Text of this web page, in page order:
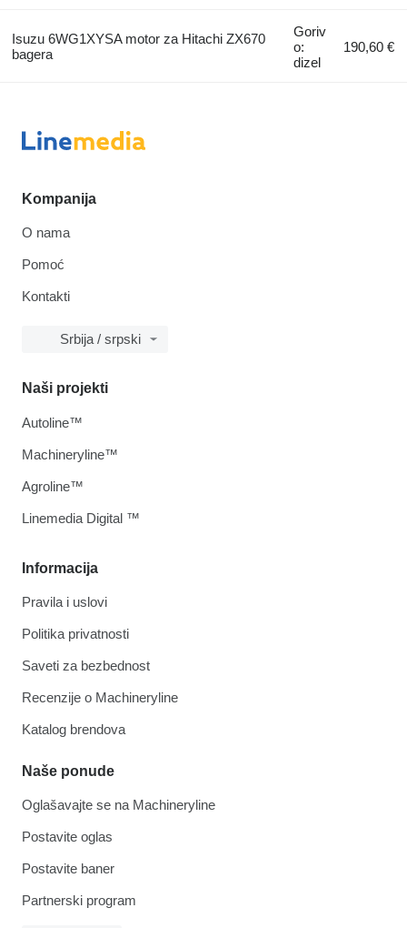
Isuzu 6WG1XYSA motor za Hitachi ZX670
bagera
Goriv
o:
dizel
190,60 €
Kompanija
O nama
Pomoć
Kontakti
Srbija / srpski
Informacija
Pravila i uslovi
Politika privatnosti
Saveti za bezbednost
Recenzije o Machineryline
Katalog brendova
Naše ponude
Oglašavajte se na Machineryline
Postavite oglas
Postavite baner
Partnerski program
Naši projekti
Autoline™
Machineryline™
Agroline™
Linemedia Digital ™